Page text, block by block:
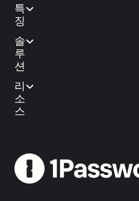
특
징
솔
루
션
리
소
스